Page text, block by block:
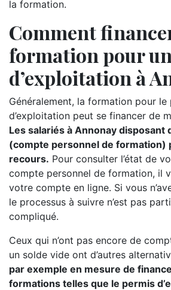
la formation.
Comment
formation pour
d’exploitation à
Généralement, la formation pour le
d’exploitation peut se financer de
Les salariés à Annonay disposant
(compte personnel de formation)
recours. Pour consulter l’état de
compte personnel de formation, il
votre compte en ligne. Si vous
le processus à suivre n’est pas
compliqué.
Ceux qui n’ont pas encore de
un solde vide ont d’autres
par exemple en mesure de
formations telles que le permis